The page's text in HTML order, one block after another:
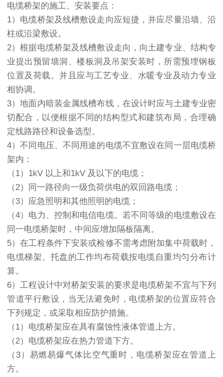
电缆桥架的施工、安装要点：
1）电缆桥架及线槽敷设走向应短捷，并应尽量沿墙、沿
柱或沿梁敷设。
2）根据电缆桥架及线槽敷设走向，向土建专业、结构专
业提出预留墙洞、楼板洞及吊架安装时，所需预埋钢板
位置及荷载。并且应与工艺专业、水暖专业及动力专业
相协调。
3）地面内暗装金属线槽布线，在设计时应与土建专业密
切配合，以便根据不同的结构型式和建筑布局，合理确
定线路路径和设备选型。
4）不同电压、不同用途的电缆不宜敷设在同一层电缆桥
架内：
（1）1kV 以上和1kV 及以下的电缆；
（2）同一路径向一级负荷供电的双回路电缆；
（3）应急照明和其他照明的电缆；
（4）电力、控制和电信电缆。若不同等级的电缆敷设在
同一电缆桥架时，中间应增加隔板隔离。
5）在工程条件下安装或检修不需考虑附加集中荷载时，
电缆梯架、托盘的工作均布荷载按电缆自重均匀分布计
算。
6）工程设计中对桥架安装的要求是电缆桥架不宜与下列
管道平行敷设，当无法避免时，电缆桥架的位置应符合
下列规定，或采取相应防护措施。
（1）电缆桥架应在具有腐蚀性液体管道上方。
（2）电缆桥架应在热力管道下方。
（3）易燃易爆气体比空气重时，电缆桥架应在管道上
方。